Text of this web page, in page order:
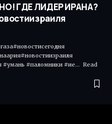
ГДЕ ЛИДЕР ИРАНА?
#умань #паломники #ие... Read